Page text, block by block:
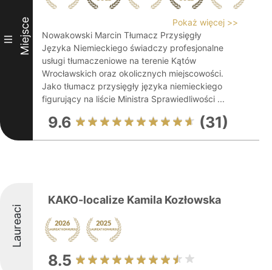
III Miejsce
Pokaż więcej >>
Nowakowski Marcin Tłumacz Przysięgły
Języka Niemieckiego świadczy profesjonalne
usługi tłumaczeniowe na terenie Kątów
Wrocławskich oraz okolicznych miejscowości.
Jako tłumacz przysięgły języka niemieckiego
figurujący na liście Ministra Sprawiedliwości ...
9.6 (31)
Laureaci
KAKO-localize Kamila Kozłowska
8.5